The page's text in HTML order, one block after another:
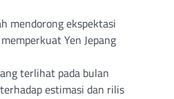
mendorong ekspektasi
Yen Jepang
terlihat pada bulan
estimasi dan rilis